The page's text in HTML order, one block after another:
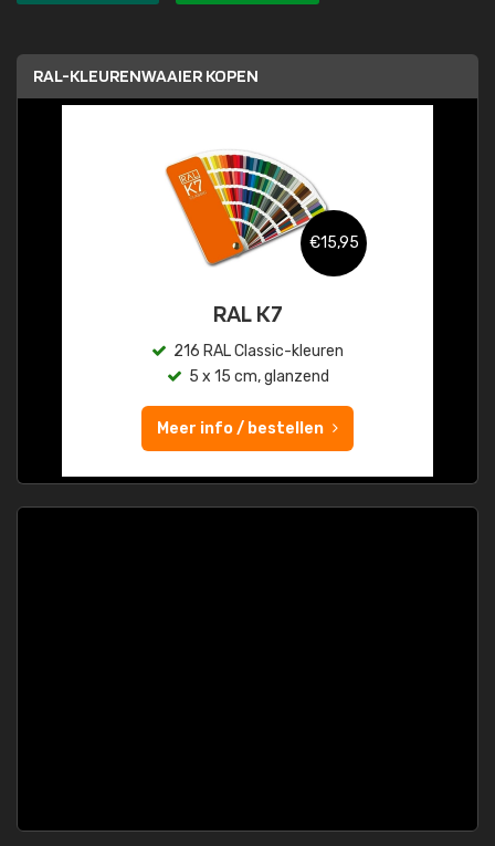
RAL-KLEURENWAAIER KOPEN
€15,95
RAL K7
216 RAL Classic-kleuren
5 x 15 cm, glanzend
Meer info / bestellen